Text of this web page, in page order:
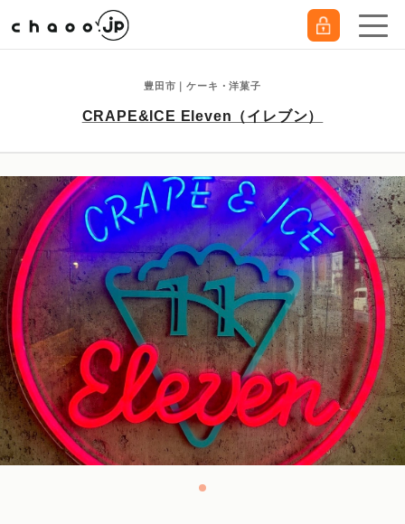
豊田市｜ケーキ・洋菓子
CRAPE&ICE Eleven（イレブン）